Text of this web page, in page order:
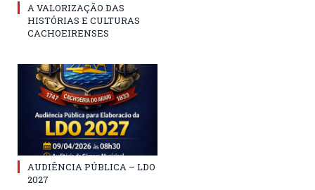
A VALORIZAÇÃO DAS
HISTÓRIAS E CULTURAS
CACHOEIRENSES
AUDIÊNCIA PÚBLICA – LDO
2027